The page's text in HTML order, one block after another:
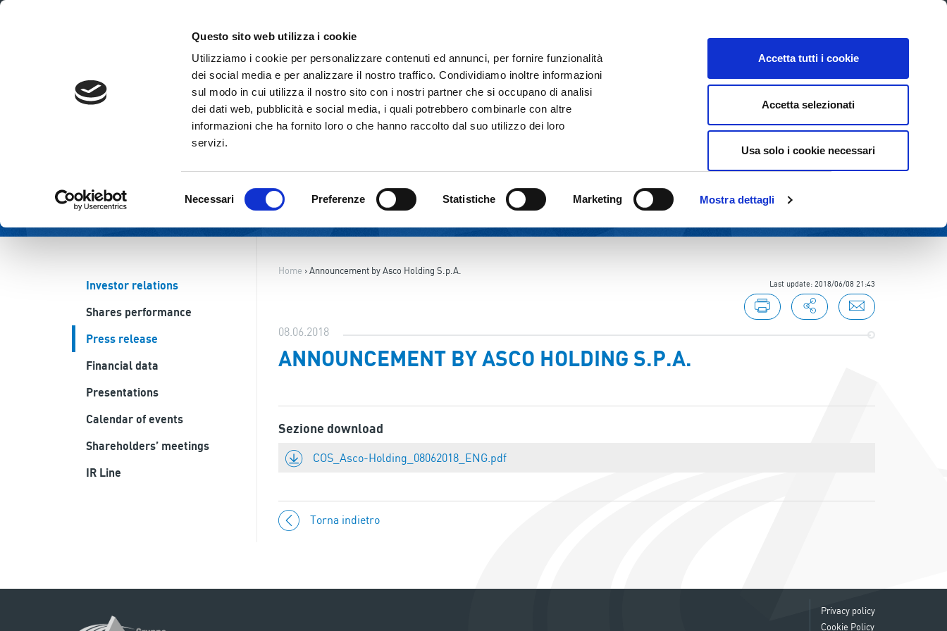
Questo sito web utilizza i cookie
Utilizziamo i cookie per personalizzare contenuti ed annunci, per fornire funzionalità
dei social media e per analizzare il nostro traffico. Condividiamo inoltre informazioni
sul modo in cui utilizza il nostro sito con i nostri partner che si occupano di analisi
dei dati web, pubblicità e social media, i quali potrebbero combinarle con altre
informazioni che ha fornito loro o che hanno raccolto dal suo utilizzo dei loro
servizi.
del
Necessari Preferenze Statistiche Marketing Mostra dettagli
Accetta tutti i cookie
Accetta selezionati
Usa solo i cookie necessari
THE GROUP CORPORATE GOVERNANCE INVESTOR RELATIONS SUSTAINABILITY
Investor relations
Shares performance
Press release
Financial data
Presentations
Calendar of events
Shareholders’ meetings
IR Line
Home ›Announcement by Asco Holding S.p.A.
Last update: 2018/06/08 21:43
08.06.2018
ANNOUNCEMENT BY ASCO HOLDING S.P.A.
Sezione download
COS_Asco-Holding_08062018_ENG.pdf
Torna indietro
Privacy policy
Cookie Policy